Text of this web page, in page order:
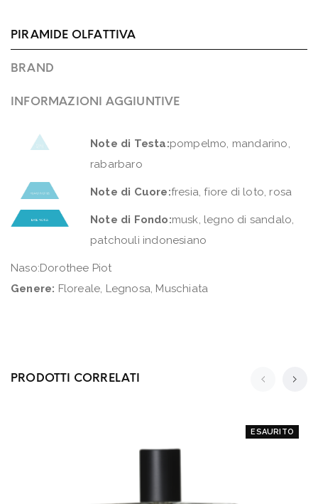
PIRAMIDE OLFATTIVA
BRAND
INFORMAZIONI AGGIUNTIVE
Note di Testa:pompelmo, mandarino,
rabarbaro
Note di Cuore:fresia, fiore di loto, rosa
Note di Fondo:musk, legno di sandalo,
patchouli indonesiano
Naso:Dorothee Piot
Genere: Floreale, Legnosa, Muschiata
PRODOTTI CORRELATI
ESAURITO